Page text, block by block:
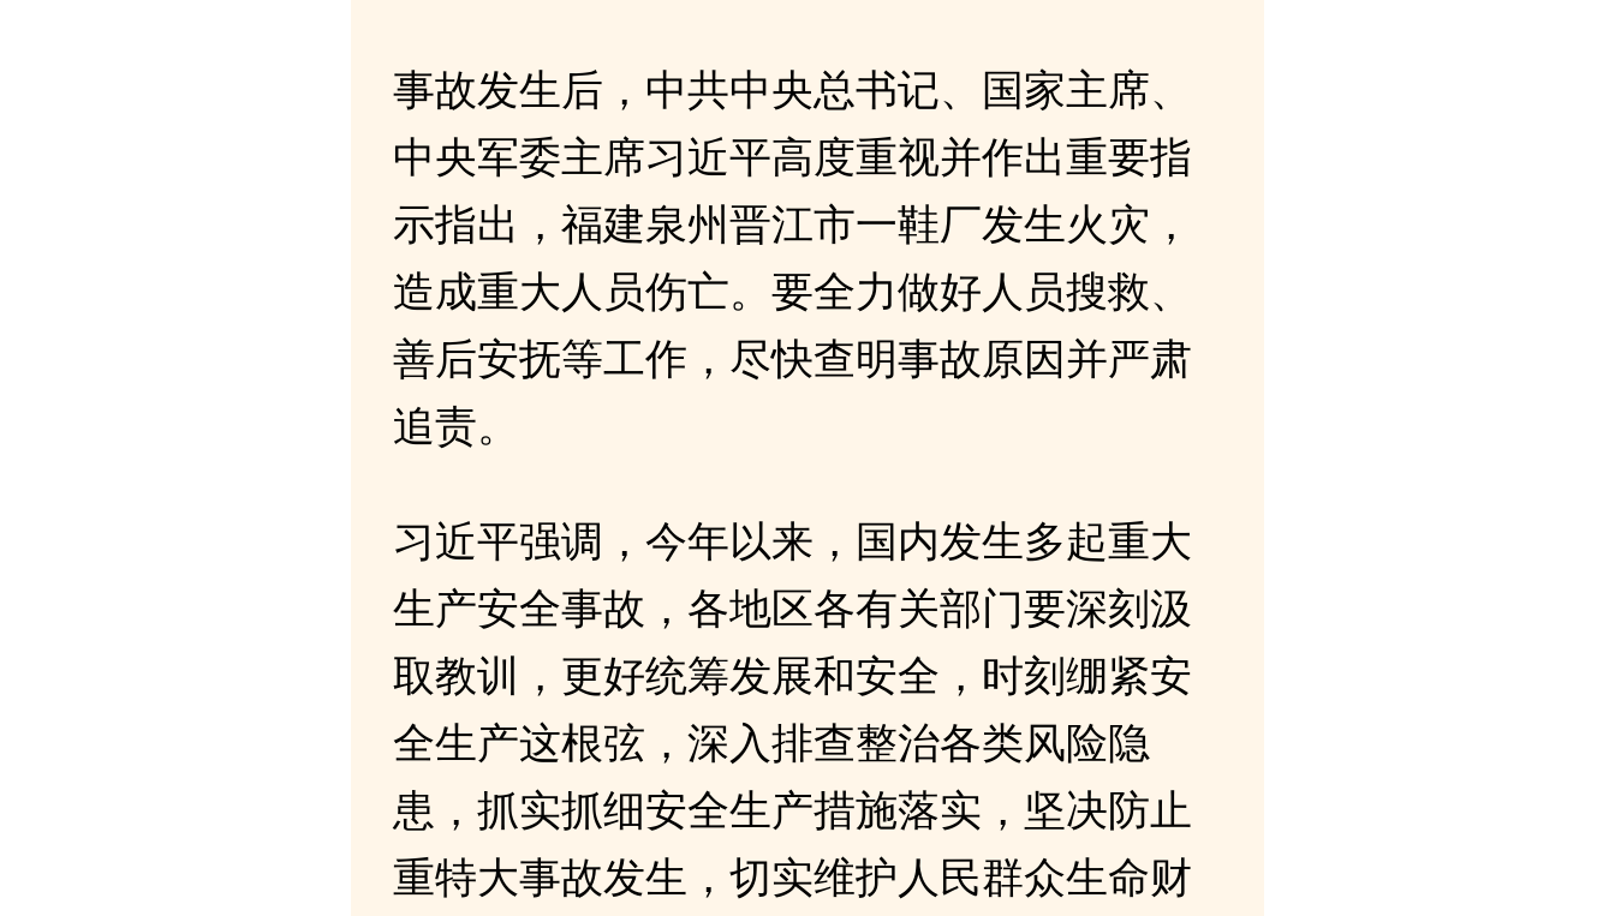
事故发生后，中共中央总书记、国家主席、
中央军委主席习近平高度重视并作出重要指
示指出，福建泉州晋江市一鞋厂发生火灾，
造成重大人员伤亡。要全力做好人员搜救、
善后安抚等工作，尽快查明事故原因并严肃
追责。
习近平强调，今年以来，国内发生多起重大
生产安全事故，各地区各有关部门要深刻汲
取教训，更好统筹发展和安全，时刻绷紧安
全生产这根弦，深入排查整治各类风险隐
患，抓实抓细安全生产措施落实，坚决防止
重特大事故发生，切实维护人民群众生命财